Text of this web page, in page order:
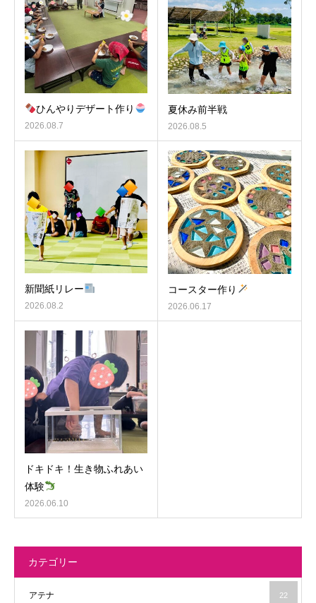
ひんやりデザート作り
2026.08.7
夏休み前半戦
2026.08.5
新聞紙リレー
2026.08.2
コースター作り
2026.06.17
ドキドキ！生き物ふれあい
体験
2026.06.10
カテゴリー
アテナ 22